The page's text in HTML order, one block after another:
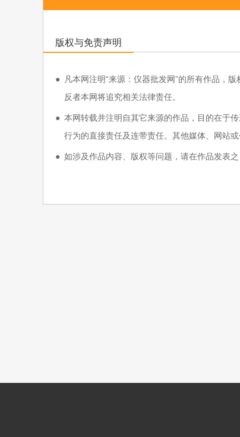
版权与免责声明
●
凡本网注明“来源：仪器批发网”的所有作品，
反者本网将追究相关法律责任。
● 本网转载并注明自其它来源的作品，目的在于
行为的直接责任及连带责任。其他媒体、网站
● 如涉及作品内容、版权等问题，请在作品发表